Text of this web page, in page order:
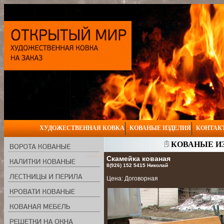
ХУДОЖЕСТВЕННАЯ КОВКА КОВАНЫЕ ИЗДЕЛИЯ
КОВАНЫЕ
Скамейка кованая
8(926) 152 5415 Николай
Цена: Договорная